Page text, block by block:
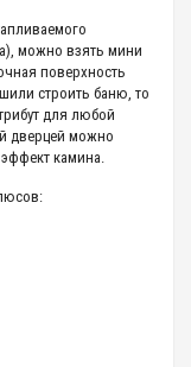
можно взять мини
поверхность
строить баню, то
для любой
дверцей можно
камина.